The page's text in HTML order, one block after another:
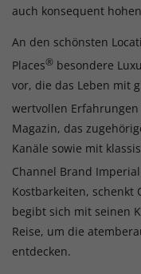
auch konsequent
An den schönsten
Places® besondere
vor, die das Leben mit
wertvollen
Magazin, das
Kanäle sowie mit
Channel Brand Imperial
Kostbarkeiten,
begibt sich mit seinen
Reise, um die
entdecken.